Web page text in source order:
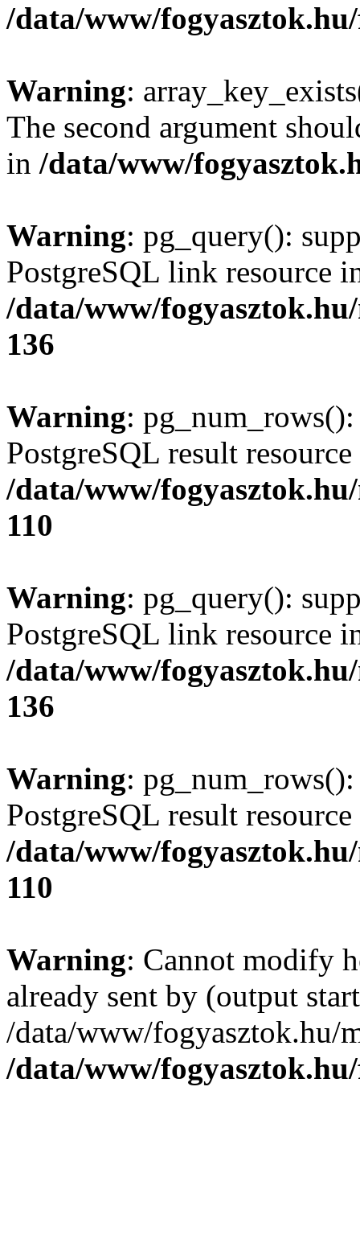
/data/www/
Warning:
The second argument
in /data/www/
Warning: pg_query():
PostgreSQL link resource
/data/www/
136
Warning:
PostgreSQL result
/data/www/
110
Warning: pg_query():
PostgreSQL link resource
/data/www/
136
Warning:
PostgreSQL result
/data/www/
110
Warning: Cannot modify
already sent by (output
/data/www/fogyasztok.hu/
/data/www/